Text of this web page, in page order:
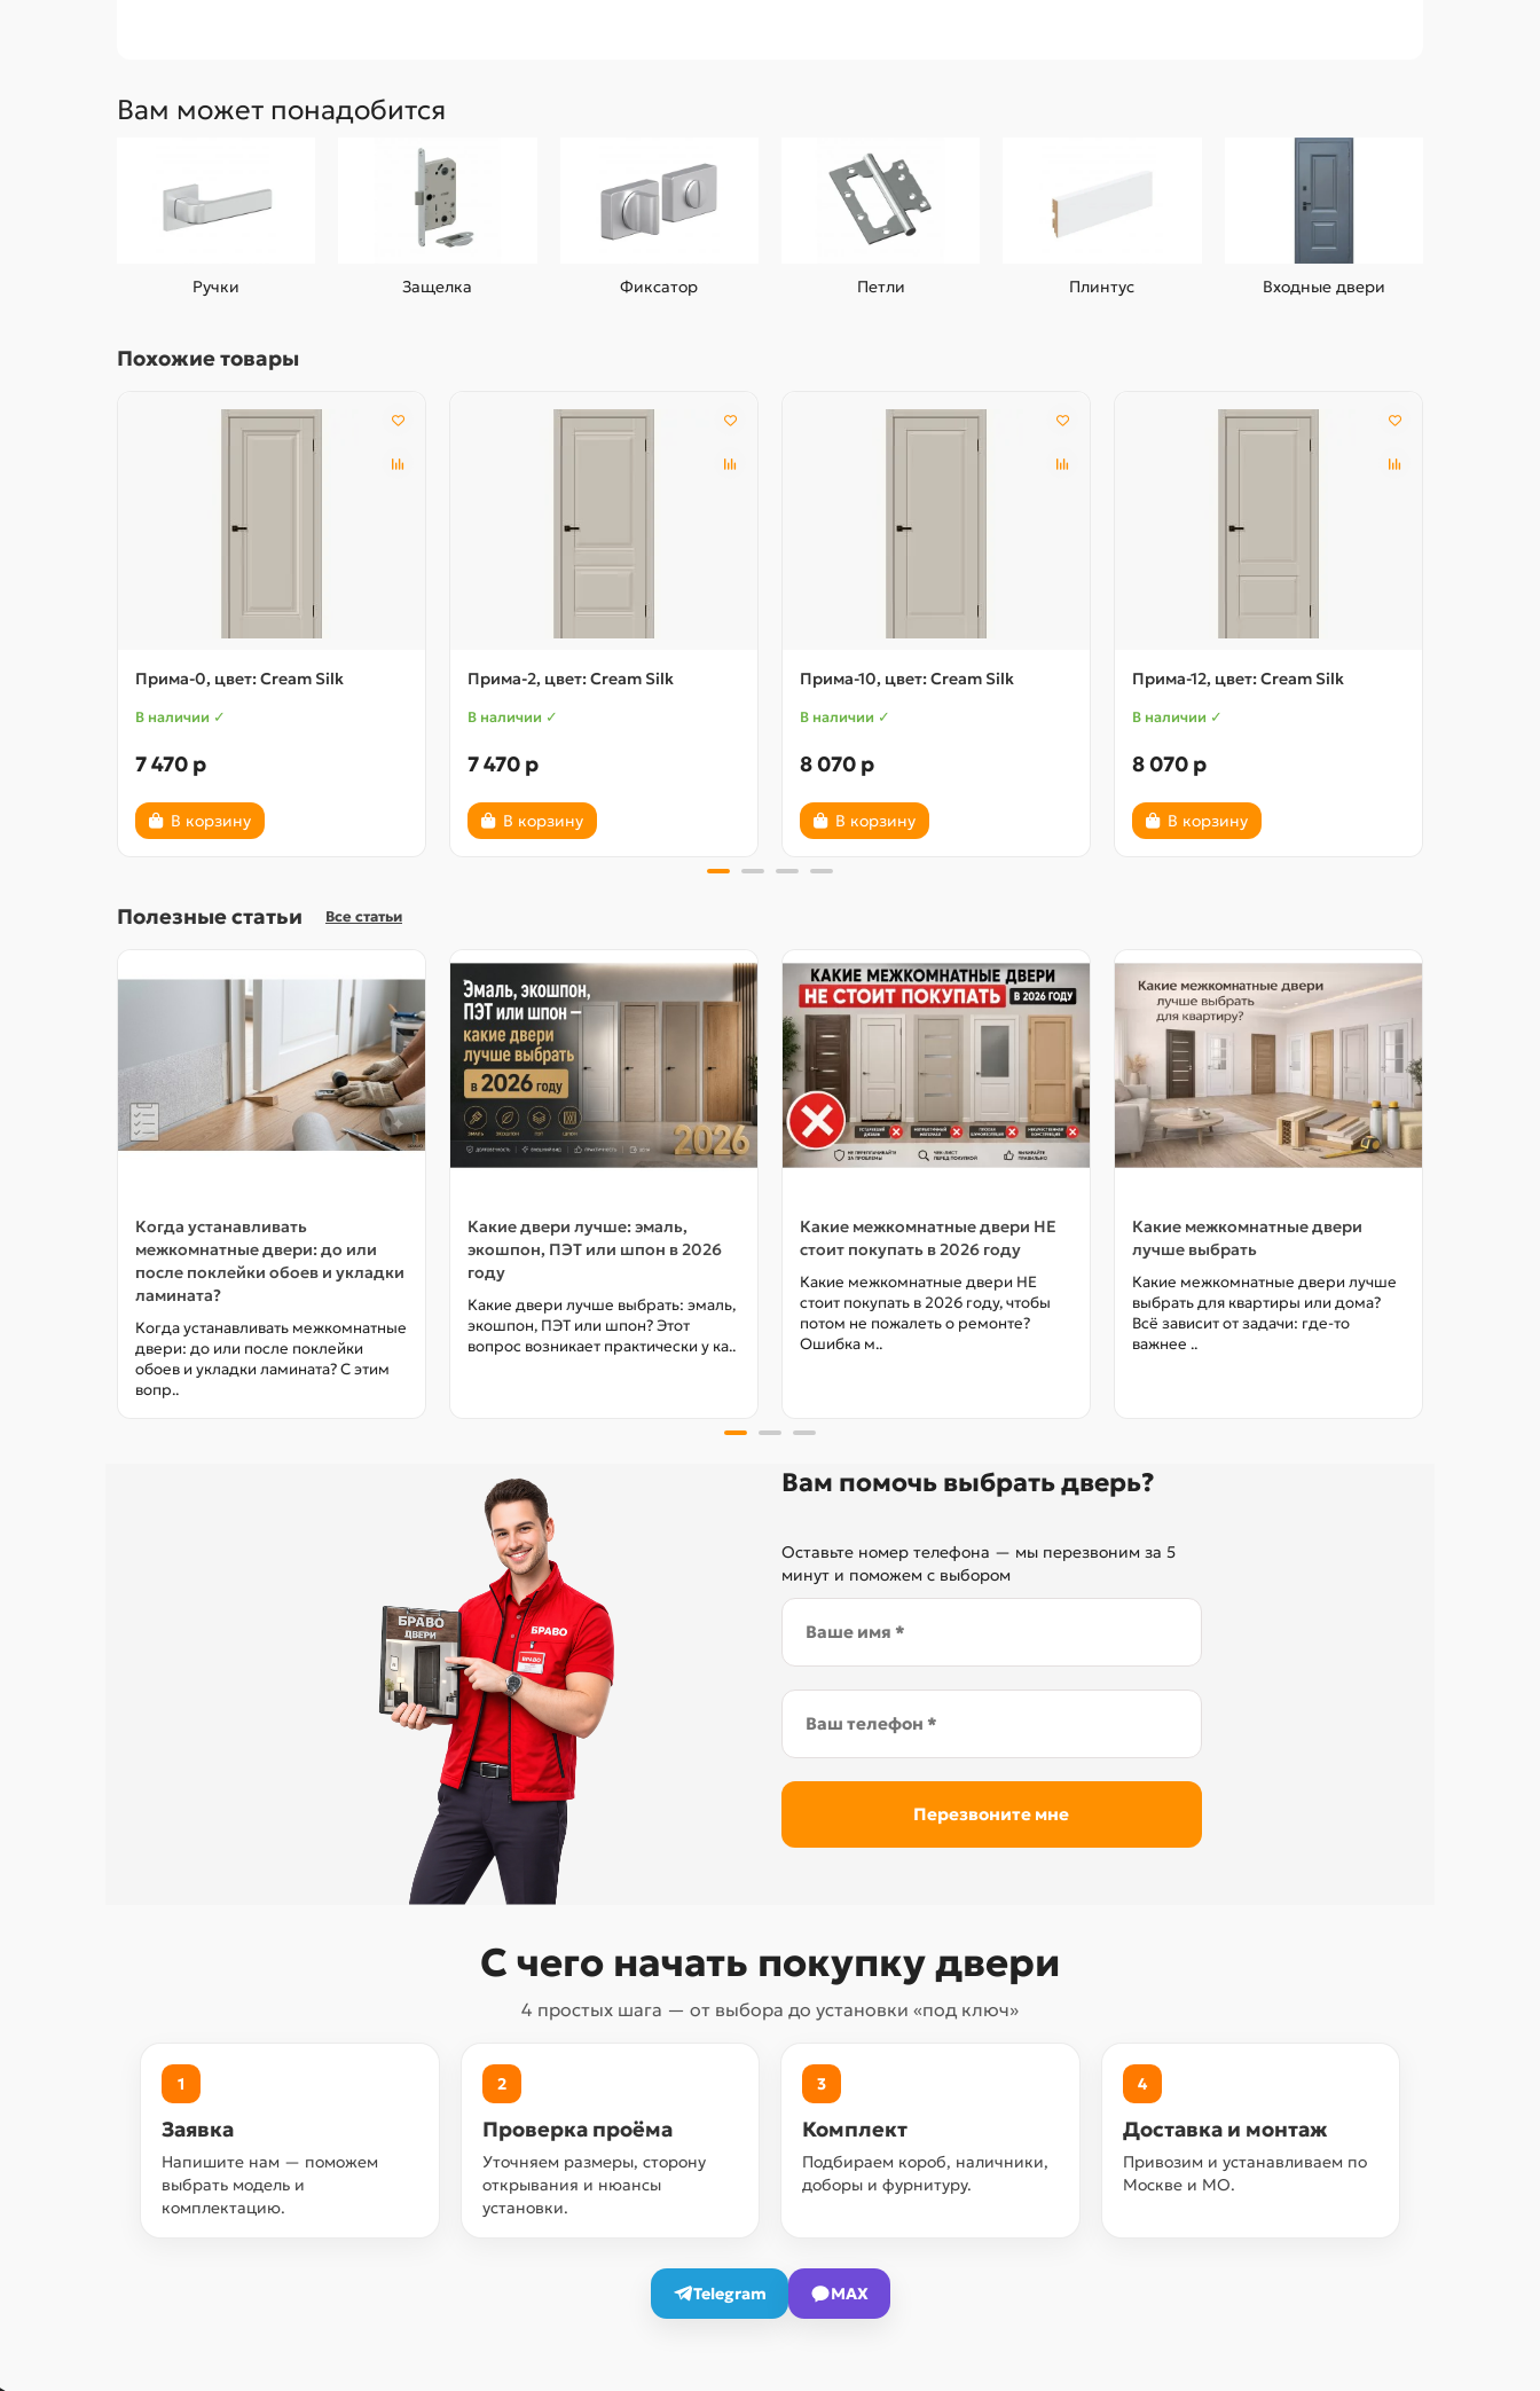
Вам может понадобится
Ручки Защелка Фиксатор Петли Плинтус Входные двери
Похожие товары
Прима-0, цвет: Cream Silk
В наличии ✓
7 470 р
В корзину
Прима-2, цвет: Cream Silk
В наличии ✓
7 470 р
В корзину
Прима-10, цвет: Cream Silk
В наличии ✓
8 070 р
В корзину
Прима-12, цвет: Cream Silk
В наличии ✓
8 070 р
В корзину
Полезные статьи Все статьи
Когда устанавливать
межкомнатные двери: до или
после поклейки обоев и укладки
ламината?
Когда устанавливать межкомнатные
двери: до или после поклейки
обоев и укладки ламината? С этим
вопр..
Какие двери лучше: эмаль,
экошпон, ПЭТ или шпон в 2026
году
Какие двери лучше выбрать: эмаль,
экошпон, ПЭТ или шпон? Этот
вопрос возникает практически у ка..
Какие межкомнатные двери НЕ
стоит покупать в 2026 году
Какие межкомнатные двери НЕ
стоит покупать в 2026 году, чтобы
потом не пожалеть о ремонте?
Ошибка м..
Какие межкомнатные двери
лучше выбрать
Какие межкомнатные двери лучше
выбрать для квартиры или дома?
Всё зависит от задачи: где-то
важнее ..
Вам помочь выбрать дверь?
Оставьте номер телефона — мы перезвоним за 5
минут и поможем с выбором
С чего начать покупку двери
4 простых шага — от выбора до установки «под ключ»
1
Заявка
Напишите нам — поможем
выбрать модель и
комплектацию.
2
Проверка проёма
Уточняем размеры, сторону
открывания и нюансы
установки.
3
Комплект
Подбираем короб, наличники,
доборы и фурнитуру.
4
Доставка и монтаж
Привозим и устанавливаем по
Москве и МО.
Telegram MAX